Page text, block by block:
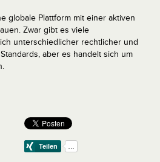
globale Plattform mit einer aktiven
Zwar gibt es viele
unterschiedlicher rechtlicher und
aber es handelt sich um